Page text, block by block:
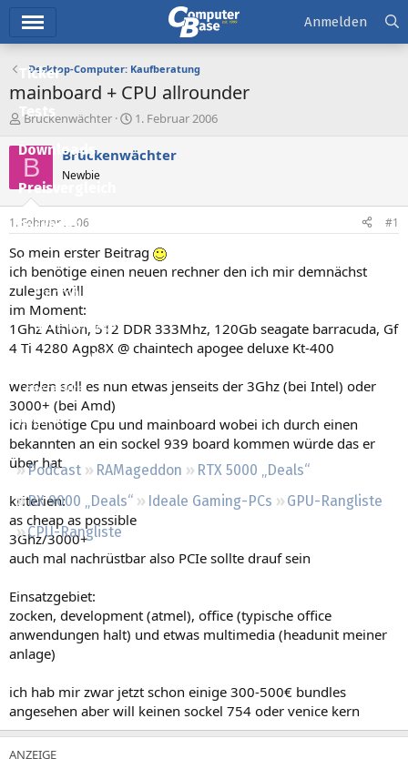
Ticker
Tests
Downloads
Preisvergleich
Forum
Aktuelles
Empfohlene Inhalte
Neue Beiträge
Neueste Aktivitäten
Leserartikel
Regeln
Podcast RAMageddon
RTX 5000 „Deals“
RX 9000 „Deals“
Ideale Gaming-PCs
GPU-Rangliste
CPU-Rangliste
Anmelden
Desktop-Computer: Kaufberatung
mainboard + CPU allrounder
E
s
e
l
e
r
Brückenwächter
E
s
t
a
m
1. Februar 2006
B Brückenwächter
Newbie
1. Februar 2006 #1
So mein erster Beitrag
ich benötige einen neuen rechner den ich mir demnächst
zulegen will
im Moment:
1Ghz Athlon, 512 DDR 333Mhz, 120Gb seagate barracuda, Gf
4 Ti 4280 Agp8X @ chaintech apogee deluxe Kt-400
werden soll es nun etwas jenseits der 3Ghz (bei Intel) oder
3000+ (bei Amd)
ich benötige Cpu und mainboard wobei ich durch einen
bekannten an ein sockel 939 board kommen würde das er
über hat
kriterien:
as cheap as possible
3Ghz/3000+
auch mal nachrüstbar also PCIe sollte drauf sein
Einsatzgebiet:
zocken, development (atmel), office (typische office
anwendungen halt) und etwas multimedia (headunit meiner
anlage)
ich hab mir zwar jetzt schon einige 300-500€ bundles
angesehen aber will keinen sockel 754 oder venice kern